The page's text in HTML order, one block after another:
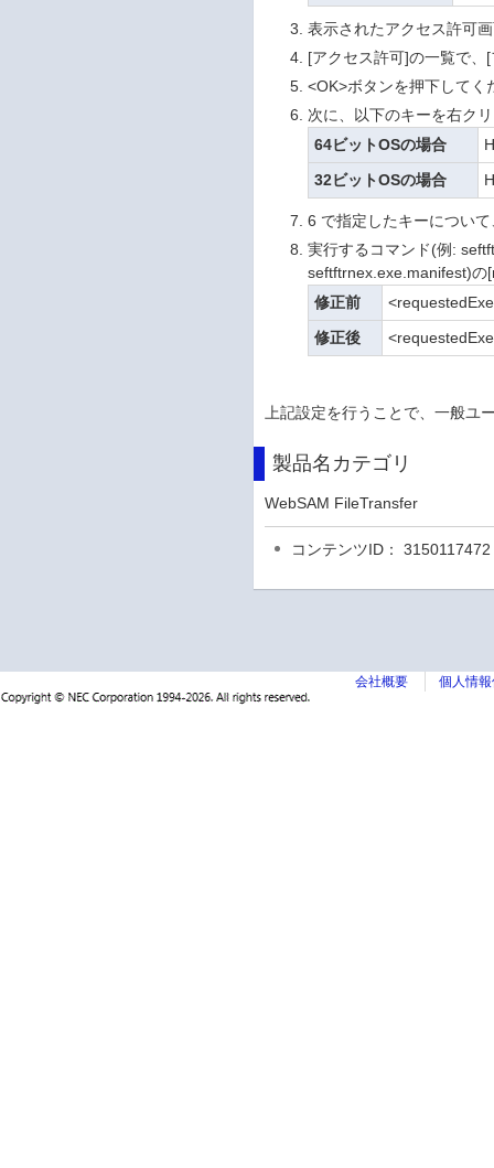
表示されたアクセス許可
[アクセス許可]の一覧で、
<OK>ボタンを押下してく
次に、以下のキーを右ク
64ビットOSの場合
32ビットOSの場合
6 で指定したキーについ
実行するコマンド(例:
seftftrnex.exe.manifest)の
修正前
修正後
上記設定を行うことで、一般ユ
製品名カテゴリ
WebSAM FileTransfer
コンテンツID： 3150117472
会社概要 個人情